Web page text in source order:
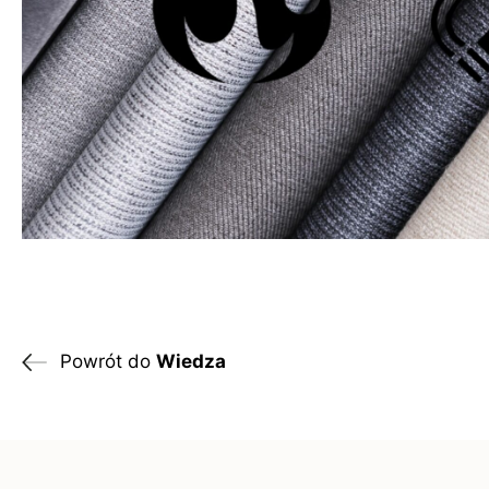
Powrót do Wiedza